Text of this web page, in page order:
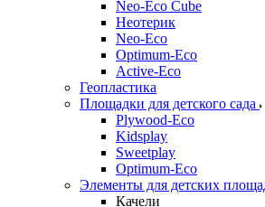
Neo-Eco Cube
Неотерик
Neo-Eco
Оptimum-Еco
Active-Eco
Геопластика
Площадки для детского сада
Plywood-Eco
Kidsplay
Sweetplay
Оptimum-Еco
Элементы для детских
Качели